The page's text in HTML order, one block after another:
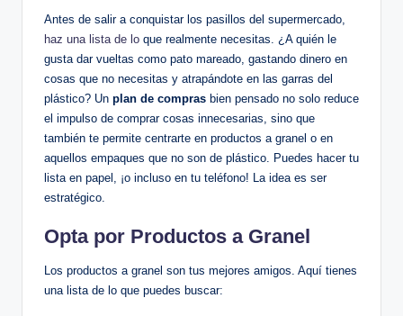
Antes de salir a conquistar los pasillos del supermercado,
haz una lista de lo que realmente necesitas. ¿A quién le
gusta dar vueltas como pato mareado, gastando dinero en
cosas que no necesitas y atrapándote en las garras del
plástico? Un plan de compras bien pensado no solo reduce
el impulso de comprar cosas innecesarias, sino que
también te permite centrarte en productos a granel o en
aquellos empaques que no son de plástico. Puedes hacer tu
lista en papel, ¡o incluso en tu teléfono! La idea es ser
estratégico.
Opta por Productos a Granel
Los productos a granel son tus mejores amigos. Aquí tienes
una lista de lo que puedes buscar: